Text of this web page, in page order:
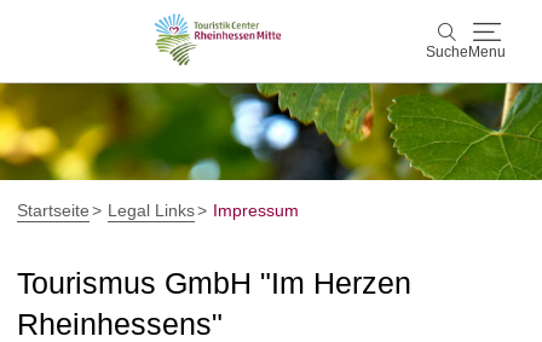
Suche Menu
Suche
Rheinhessen Mitte
Aktiv & Natur
Kultur & Events
Startseite Legal Links Impressum
Tourismus GmbH "Im Herzen
Rheinhessens"